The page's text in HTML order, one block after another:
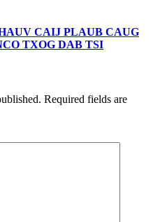
CAIJ PLAUB CAUG
TXOG DAB TSI
Required fields are